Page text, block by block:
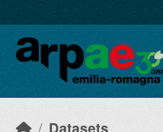
Datasets